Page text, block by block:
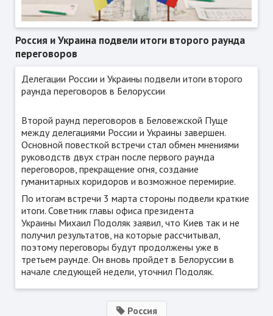
Россия и Украина подвели итоги второго раунда
переговоров
Делегации России и Украины подвели итоги второго
раунда переговоров в Белоруссии
Второй раунд переговоров в Беловежской Пуще
между делегациями России и Украины завершен.
Основной повесткой встречи стал обмен мнениями
руководств двух стран после первого раунда
переговоров, прекращение огня, создание
гуманитарных коридоров и возможное перемирие.
По итогам встречи 3 марта стороны подвели краткие
итоги. Советник главы офиса президента
Украины Михаил Подоляк заявил, что Киев так и не
получил результатов, на которые рассчитывал,
поэтому переговоры будут продолжены уже в
третьем раунде. Он вновь пройдет в Белоруссии в
начале следующей недели, уточнил Подоляк.
Россия